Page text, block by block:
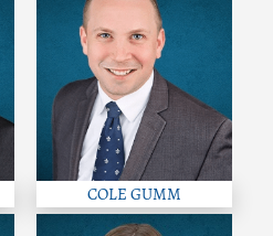
COLE GUMM